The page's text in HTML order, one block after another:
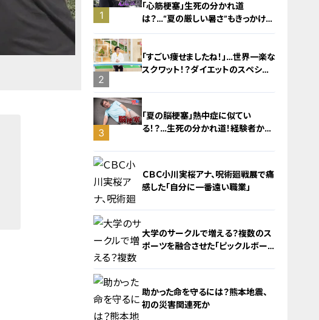
1
「心筋梗塞」生死の分かれ道
は？…“夏の厳しい暑さ”もきっかけ
に！発症前のキケンなサインと対処
2
「すごい痩せましたね！」…世界一楽な
スクワット！？ダイエットのスペシャ
3
「夏の脳梗塞」熱中症に似てい
る！？…生死の分かれ道！経験者から
4
ＣＢＣ小川実桜アナ、呪術廻戦展で痛
感した「自分に一番遠い職業」
大学のサークルで増える？複数のス
ポーツを融合させた「ピックルボー
助かった命を守るには？熊本地震、
初の災害関連死か